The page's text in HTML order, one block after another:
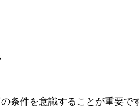
条件を意識することが重要で